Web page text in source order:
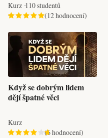
Kurz 110 studentů
(12 hodnocení)
Když se dobrým lidem
dějí špatné věci
Kurz
(6 hodnocení)